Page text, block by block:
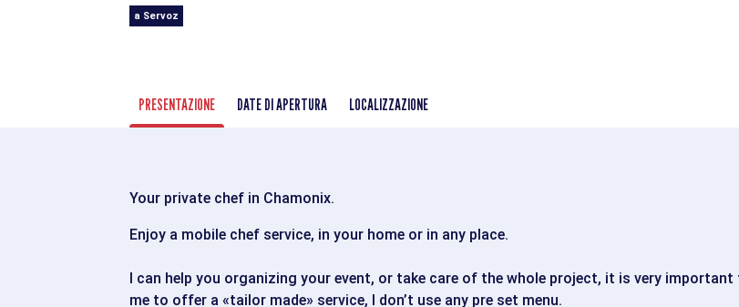
a Servoz
PRESENTAZIONE DATE DI APERTURA LOCALIZZAZIONE
Your private chef in Chamonix.
Enjoy a mobile chef service, in your home or in any place.
I can help you organizing your event, or take care of the whole project, it is very important
me to offer a «tailor made» service, I don’t use any pre set menu.